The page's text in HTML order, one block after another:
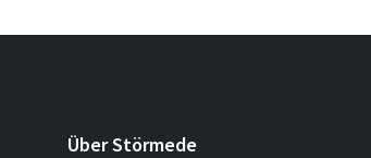
Über Störmede